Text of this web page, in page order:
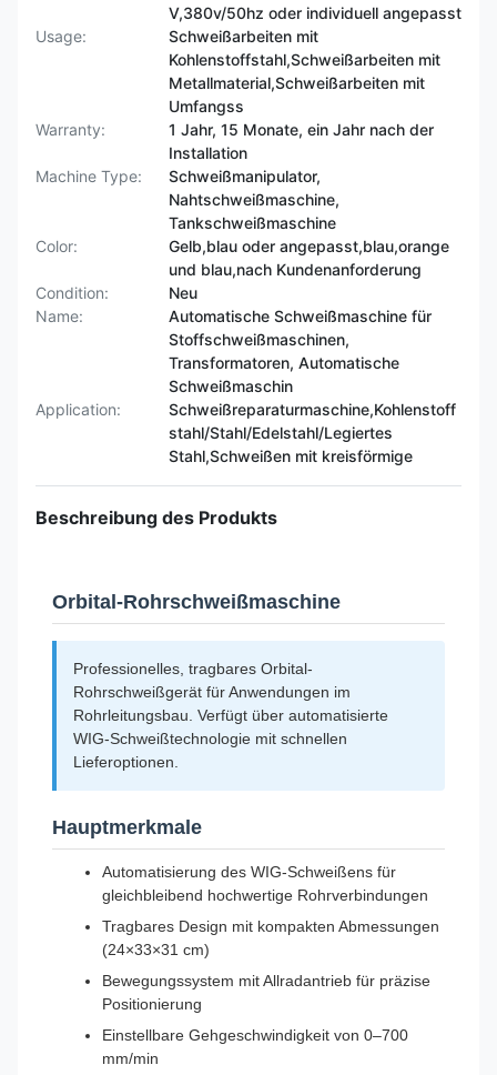
V,380v/50hz oder individuell angepasst
Usage:
Schweißarbeiten mit
Kohlenstoffstahl,Schweißarbeiten mit
Metallmaterial,Schweißarbeiten mit
Umfangss
Warranty:
1 Jahr, 15 Monate, ein Jahr nach der
Installation
Machine Type:
Schweißmanipulator,
Nahtschweißmaschine,
Tankschweißmaschine
Color:
Gelb,blau oder angepasst,blau,orange
und blau,nach Kundenanforderung
Condition:
Neu
Name:
Automatische Schweißmaschine für
Stoffschweißmaschinen,
Transformatoren, Automatische
Schweißmaschin
Application:
Schweißreparaturmaschine,Kohlenstoff
stahl/Stahl/Edelstahl/Legiertes
Stahl,Schweißen mit kreisförmige
Beschreibung des Produkts
Orbital-Rohrschweißmaschine
Professionelles, tragbares Orbital-
Rohrschweißgerät für Anwendungen im
Rohrleitungsbau. Verfügt über automatisierte
WIG-Schweißtechnologie mit schnellen
Lieferoptionen.
Hauptmerkmale
Automatisierung des WIG-Schweißens für
gleichbleibend hochwertige Rohrverbindungen
Tragbares Design mit kompakten Abmessungen
(24×33×31 cm)
Bewegungssystem mit Allradantrieb für präzise
Positionierung
Einstellbare Gehgeschwindigkeit von 0–700
mm/min